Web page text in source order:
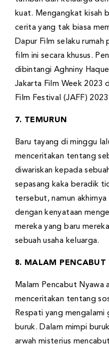
kuat. Mengangkat kisah
cerita yang tak biasa
Dapur Film selaku rumah
film ini secara khusus.
dibintangi Aghniny
Jakarta Film Week 2023
Film Festival (JAFF)
7. TEMURUN
Baru tayang di minggu
menceritakan tentang
diwariskan kepada
sepasang kaka beradik
tersebut, namun
dengan kenyataan
mereka yang baru
sebuah usaha keluarga.
8. MALAM PENCABUT
Malam Pencabut Nyawa
menceritakan tentang
Respati yang
buruk. Dalam mimpi
arwah misterius